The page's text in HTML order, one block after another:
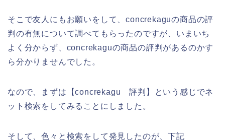
そこで友人にもお願いをして、concrekaguの商品の評
判の有無について調べてもらったのですが、いまいち
よく分からず、concrekaguの商品の評判があるのかす
ら分かりませんでした。
なので、まずは【concrekagu 評判】という感じでネ
ット検索をしてみることにしました。
そして、色々と検索をして発見したのが、下記